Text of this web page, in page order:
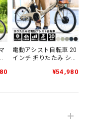
電動アシスト自転車 20インチ 折りたたみ シングルギア 最大30km走行 型式認定 公道可能 PROVROS(プロブロス) P-201E [1年保証]
いるはずの「シート
着後すぐに問い合わ
ることができず、
にしっかり確認して
できると思います。
ノ
電動アシスト自転車 20
インチ 折りたたみ シン
ロブロス) P-201E [1年
¥54,980